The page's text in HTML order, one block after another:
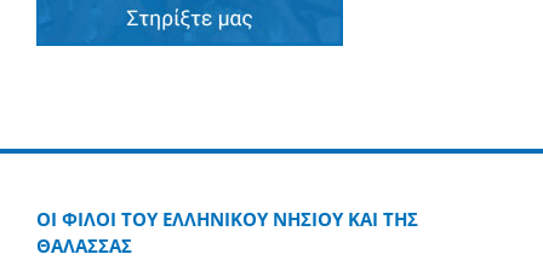
ΟΙ ΦΙΛΟΙ ΤΟΥ ΕΛΛΗΝΙΚΟΥ ΝΗΣΙΟΥ ΚΑΙ ΤΗΣ
ΘΑΛΑΣΣΑΣ